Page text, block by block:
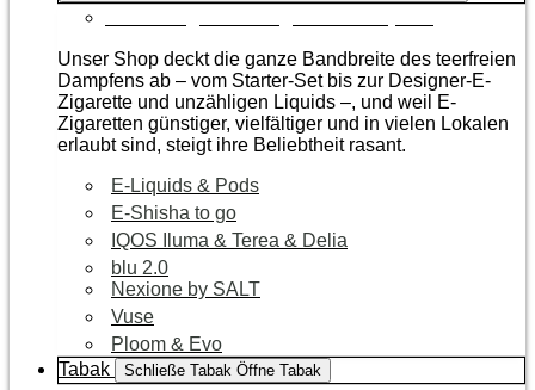
Unser Shop deckt die ganze Bandbreite des teerfreien
Dampfens ab – vom Starter-Set bis zur Designer-E-
Zigarette und unzähligen Liquids –, und weil E-
Zigaretten günstiger, vielfältiger und in vielen Lokalen
erlaubt sind, steigt ihre Beliebtheit rasant.
E-Liquids & Pods
E-Shisha to go
IQOS Iluma & Terea & Delia
blu 2.0
Nexione by SALT
Vuse
Ploom & Evo
Tabak
Schließe Tabak Öffne Tabak